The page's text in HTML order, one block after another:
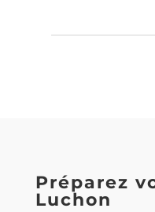
Préparez
Luchon